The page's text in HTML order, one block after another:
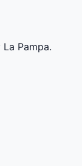
Pampa.